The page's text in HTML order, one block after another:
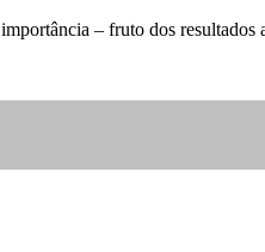
– fruto dos resultados